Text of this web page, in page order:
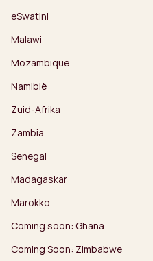
eSwatini
Malawi
Mozambique
Namibië
Zuid-Afrika
Zambia
Senegal
Madagaskar
Marokko
Coming soon: Ghana
Coming Soon: Zimbabwe